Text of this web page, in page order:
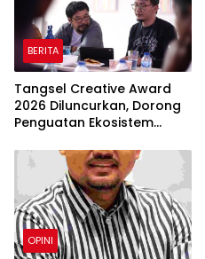
BERITA
Tangsel Creative Award
2026 Diluncurkan, Dorong
Penguatan Ekosistem
Selatan
OPINI